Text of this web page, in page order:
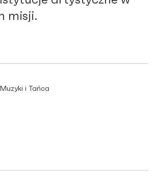
misji.
i Tańca